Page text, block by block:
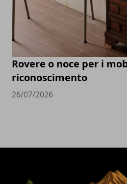
Rovere o noce per i
riconoscimento
26/07/2026